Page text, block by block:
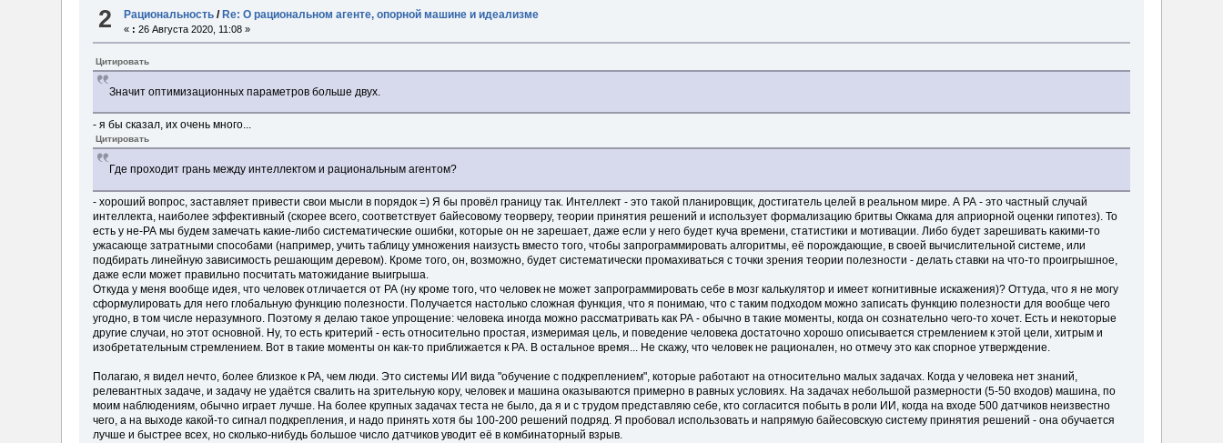
2 Рациональность /Re: О рациональном агенте, опорной машине и идеализме
« : 26 Августа 2020, 11:08 »
Цитировать
Значит оптимизационных параметров больше двух.
- я бы сказал, их очень много...
Цитировать
Где проходит грань между интеллектом и рациональным агентом?
- хороший вопрос, заставляет привести свои мысли в порядок =) Я бы провёл границу так. Интеллект - это такой планировщик, достигатель целей в реальном мире. А РА - это частный случай
интеллекта, наиболее эффективный (скорее всего, соответствует байесовому теорверу, теории принятия решений и использует формализацию бритвы Оккама для априорной оценки гипотез). То
есть у не-РА мы будем замечать какие-либо систематические ошибки, которые он не зарешает, даже если у него будет куча времени, статистики и мотивации. Либо будет зарешивать какими-то
ужасающе затратными способами (например, учить таблицу умножения наизусть вместо того, чтобы запрограммировать алгоритмы, её порождающие, в своей вычислительной системе, или
подбирать линейную зависимость решающим деревом). Кроме того, он, возможно, будет систематически промахиваться с точки зрения теории полезности - делать ставки на что-то проигрышное,
даже если может правильно посчитать матожидание выигрыша.
Откуда у меня вообще идея, что человек отличается от РА (ну кроме того, что человек не может запрограммировать себе в мозг калькулятор и имеет когнитивные искажения)? Оттуда, что я не могу
сформулировать для него глобальную функцию полезности. Получается настолько сложная функция, что я понимаю, что с таким подходом можно записать функцию полезности для вообще чего
угодно, в том числе неразумного. Поэтому я делаю такое упрощение: человека иногда можно рассматривать как РА - обычно в такие моменты, когда он сознательно чего-то хочет. Есть и некоторые
другие случаи, но этот основной. Ну, то есть критерий - есть относительно простая, измеримая цель, и поведение человека достаточно хорошо описывается стремлением к этой цели, хитрым и
изобретательным стремлением. Вот в такие моменты он как-то приближается к РА. В остальное время... Не скажу, что человек не рационален, но отмечу это как спорное утверждение.
Полагаю, я видел нечто, более близкое к РА, чем люди. Это системы ИИ вида "обучение с подкреплением", которые работают на относительно малых задачах. Когда у человека нет знаний,
релевантных задаче, и задачу не удаётся свалить на зрительную кору, человек и машина оказываются примерно в равных условиях. На задачах небольшой размерности (5-50 входов) машина, по
моим наблюдениям, обычно играет лучше. На более крупных задачах теста не было, да я и с трудом представляю себе, кто согласится побыть в роли ИИ, когда на входе 500 датчиков неизвестно
чего, а на выходе какой-то сигнал подкрепления, и надо принять хотя бы 100-200 решений подряд. Я пробовал использовать и напрямую байесовскую систему принятия решений - она обучается
лучше и быстрее всех, но сколько-нибудь большое число датчиков уводит её в комбинаторный взрыв.